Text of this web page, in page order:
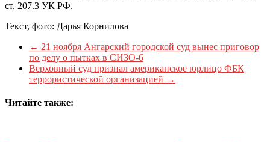
ст. 207.3 УК РФ.
Текст, фото: Дарья Корнилова
← 21 ноября Ангарский городской суд вынес приговор
по делу о пытках в СИЗО-6
Верховный суд признал американское юрлицо ФБК
террористической организацией →
Читайте также: